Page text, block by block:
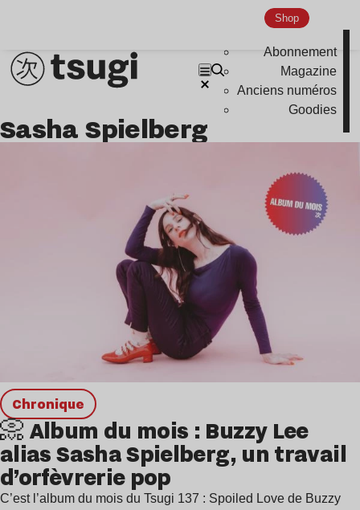
Shop
Abonnement
Magazine
Anciens numéros
Goodies
Sasha Spielberg
chronique
📀 Album du mois : Buzzy Lee
alias Sasha Spielberg, un travail
d’orfèvrerie pop
C’est l’album du mois du Tsugi 137 : Spoiled Love de Buzzy